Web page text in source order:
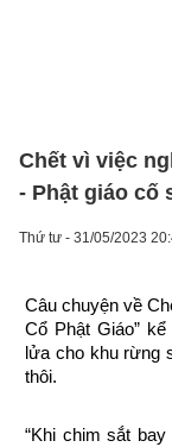
Chết vì việc
- Phật giáo cố
Thứ tư - 31/05/2023
Câu chuyện về
Cổ Phật Giáo”
lửa cho khu rừng
thôi.
“Khi chim sắt